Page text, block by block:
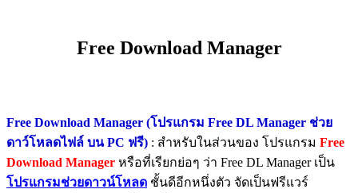
Free Download Manager
Free Download Manager (โปรแกรม Free DL Manager ช่วย
ดาว์โหลดไฟล์ บน PC ฟรี) : สำหรับในส่วนของ โปรแกรม Free
Download Manager หรือที่เรียกย่อๆ ว่า Free DL Manager เป็น
โปรแกรมช่วยดาวน์โหลด ชั้นดีอีกหนึ่งตัว จัดเป็นฟรีแวร์